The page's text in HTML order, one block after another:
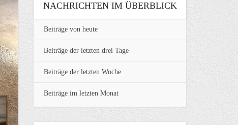
NACHRICHTEN IM ÜBERBLICK
Beiträge von heute
Beiträge der letzten drei Tage
Beiträge der letzten Woche
Beiträge im letzten Monat